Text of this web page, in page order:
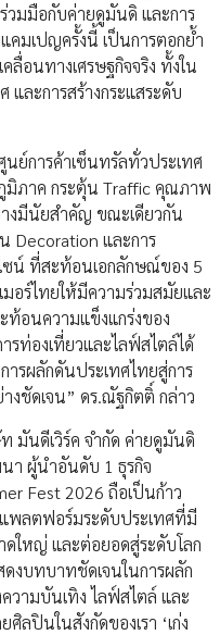
วมมือกับค่ายดูมันดิ และการ
คมเปญครั้งนี้ เป็นการตอกย้ำ
ลื่อนทางเศรษฐกิจจริง ทั้งใน
และการสร้างกระแสระดับ
ย์การค้าเซ็นทรัลทั่วประเทศ
มิภาค กระตุ้น Traffic คุณภาพ
งมีนัยสำคัญ ขณะเดียวกัน
Decoration และการ
ซน์ ที่สะท้อนเอกลักษณ์ของ 5
ร์ไทยให้มีความร่วมสมัยและ
ท้อนความแข็งแกร่งของ
รท่องเที่ยวและไลฟ์สไตล์ได้
รผลักดันประเทศไทยสู่การ
งชัดเจน” ดร.ณัฐกิตติ์ กล่าว
มันดีเวิร์ค จำกัด ค่ายดูมันดิ
า ผู้นำอันดับ 1 ธุรกิจ
Fest 2026 ถือเป็นก้าว
พลตฟอร์มระดับประเทศที่มี
ใหญ่ และต่อยอดสู่ระดับโลก
งบทบาทชัดเจนในการผลัก
วามบันเทิง ไลฟ์สไตล์ และ
ลปินในสังกัดของเรา ‘เก่ง